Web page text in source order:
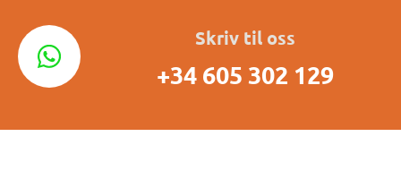
Skriv til oss
+34 605 302 129